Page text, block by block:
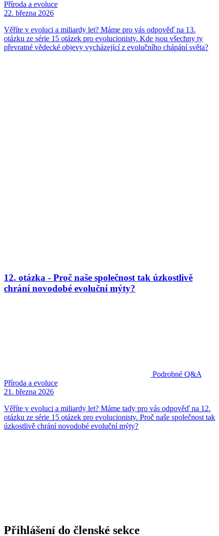
Příroda a evoluce
22. března 2026
Věříte v evoluci a miliardy let? Máme pro vás odpověď na 13.
otázku ze série 15 otázek pro evolucionisty. Kde jsou všechny ty
převratné vědecké objevy vycházející z evolučního chápání světa?
12. otázka - Proč naše společnost tak úzkostlivě
chrání novodobé evoluční mýty?
Podrobné Q&A
Příroda a evoluce
21. března 2026
Věříte v evoluci a miliardy let? Máme tady pro vás odpověď na 12.
otázku ze série 15 otázek pro evolucionisty. Proč naše společnost tak
úzkostlivě chrání novodobé evoluční mýty?
Přihlášení do členské sekce